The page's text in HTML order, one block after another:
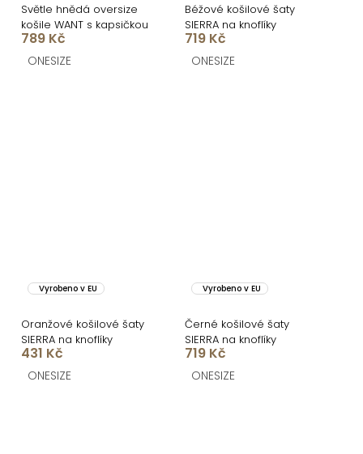
Světle hnědá oversize
košile WANT s kapsičkou
789 Kč
ONESIZE
Béžové košilové šaty
SIERRA na knoflíky
719 Kč
ONESIZE
Vyrobeno v EU
Oranžové košilové šaty
SIERRA na knoflíky
431 Kč
ONESIZE
Vyrobeno v EU
Černé košilové šaty
SIERRA na knoflíky
719 Kč
ONESIZE